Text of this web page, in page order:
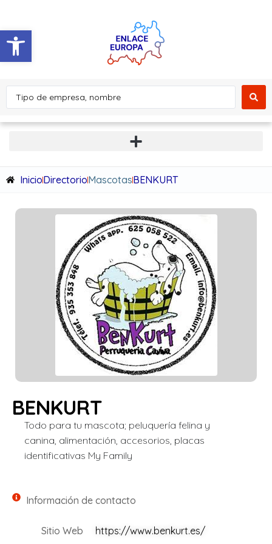
Abrir barra de herramientas
InicioDirectorioMascotasBENKURT
BENKURT
Todo para tu mascota; peluquería felina y
canina, alimentación, accesorios, placas
identificativas My Family
Información de contacto
Sitio Web https://www.benkurt.es/